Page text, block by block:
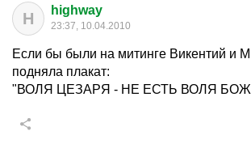
H highway
23:37, 10.04.2010
Если бы были на митинге Викентий и
подняла плакат:
"ВОЛЯ ЦЕЗАРЯ - НЕ ЕСТЬ ВОЛЯ